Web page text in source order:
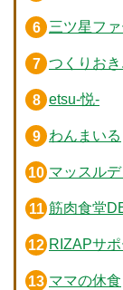
三ツ星フ
つくりお
etsu-悦-
わんまいる
マッスルデ
筋肉食堂
RIZAPサ
ママの休食